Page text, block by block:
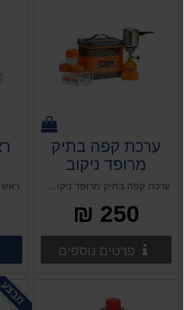
ערכת קפה בתיק
מרופד ניקוב
אמגזית
250 ₪
פרטים נוספים פרטים
מבצע